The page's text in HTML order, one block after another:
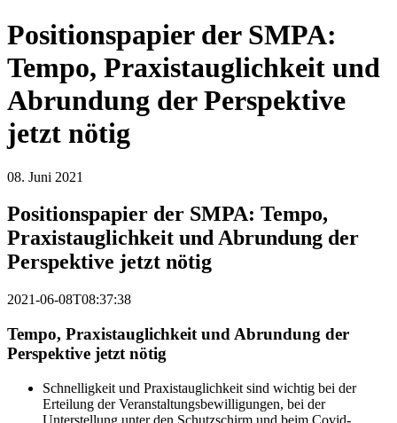
Positionspapier der SMPA:
Tempo, Praxistauglichkeit und
Abrundung der Perspektive
jetzt nötig
08. Juni 2021
Positionspapier der SMPA: Tempo,
Praxistauglichkeit und Abrundung der
Perspektive jetzt nötig
2021-06-08T08:37:38
Tempo, Praxistauglichkeit und Abrundung der
Perspektive jetzt nötig
Schnelligkeit und Praxistauglichkeit sind wichtig bei der
Erteilung der Veranstaltungsbewilligungen, bei der
Unterstellung unter den Schutzschirm und beim Covid-